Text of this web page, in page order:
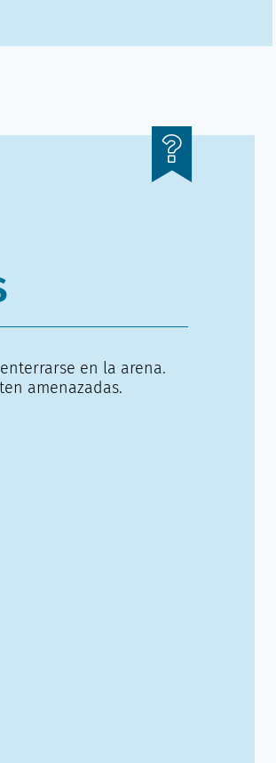
en la arena.
amenazadas.